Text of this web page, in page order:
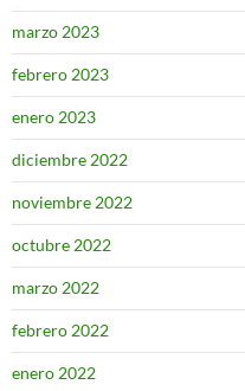
marzo 2023
febrero 2023
enero 2023
diciembre 2022
noviembre 2022
octubre 2022
marzo 2022
febrero 2022
enero 2022